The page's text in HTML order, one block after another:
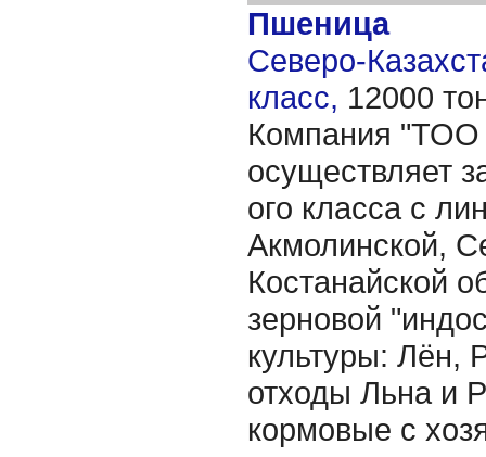
Пшеница
Северо-
класс, 12000
Компания "ТОО
осуществляет
ого класса с
Акмолинской,
Костанайской
зерновой
культуры: Лён,
отходы Льна и
кормовые с